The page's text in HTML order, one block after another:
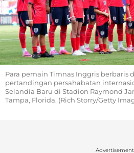
Para pemain Timnas Inggris berbaris
pertandingan persahabatan
Selandia Baru di Stadion Raymond
Tampa, Florida. (Rich Storry/Getty
Advertisement